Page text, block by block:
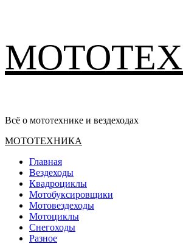
содержимому
Всё о мототехнике и вездеходах
Основное
МОТОТЕХНИКА
Главная
Вездеходы
Квадроциклы
Мотобуксировщики
Мотовездеходы
Мотоциклы
Снегоходы
Разное